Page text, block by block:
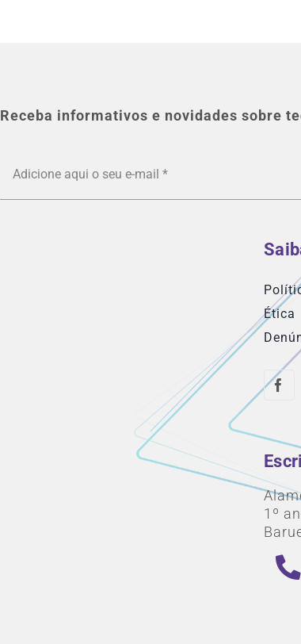
Receba informativos e novidades sobre
Ética
1º